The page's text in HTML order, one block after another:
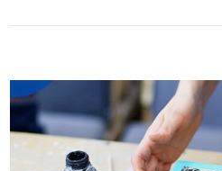
เมื่อเทียบกับโลหะซึ่งหมายความว่
ไฟเบอร์จะไม่เสื่อมสภาพอย่างรวด
การใช้งานอย่างต่อเนื่อง ความต้
Supplier โดยเน้นให้ผลิตออกมาทั
เก็บวัตถุดิบหรือสินค้าสำเร็จ แต่จะ
ความต้องการของลูกค้าให้แม่นยำ
รอบคอบจึงจะได้ผลลัพธ์ที่ดี 3. ส
TPE 1. ความแข็ง โดยทั่วไปควา
ShoreA Scale 0 ~ 100 ในขณะ
Shore70D กล่าวได้ว่า TPU มีค